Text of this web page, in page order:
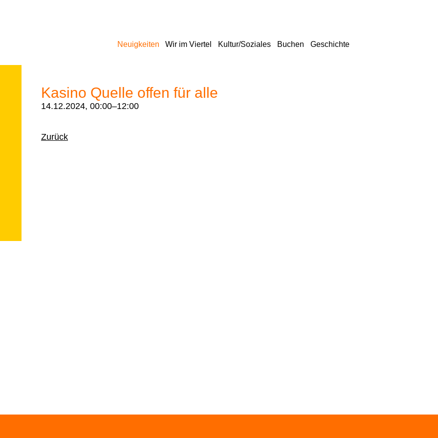
Neuigkeiten Wir im Viertel Kultur/Soziales Buchen Geschichte
Kasino Quelle offen für alle
14.12.2024, 00:00–12:00
Zurück